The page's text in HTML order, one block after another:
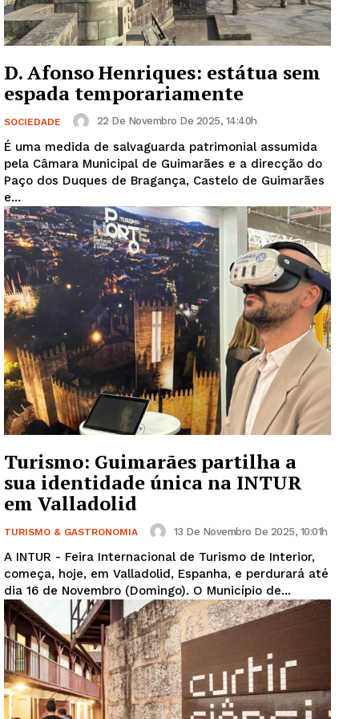
D. Afonso Henriques: estátua sem
espada temporariamente
SOCIEDADE 22 De Novembro De 2025, 14:40h
É uma medida de salvaguarda patrimonial assumida
pela Câmara Municipal de Guimarães e a direcção do
Paço dos Duques de Bragança, Castelo de Guimarães
e...
Turismo: Guimarães partilha a
sua identidade única na INTUR
em Valladolid
TURISMO & GASTRONOMIA 13 De Novembro De 2025, 10:01h
A INTUR - Feira Internacional de Turismo de Interior,
começa, hoje, em Valladolid, Espanha, e perdurará até
dia 16 de Novembro (Domingo). O Município de...